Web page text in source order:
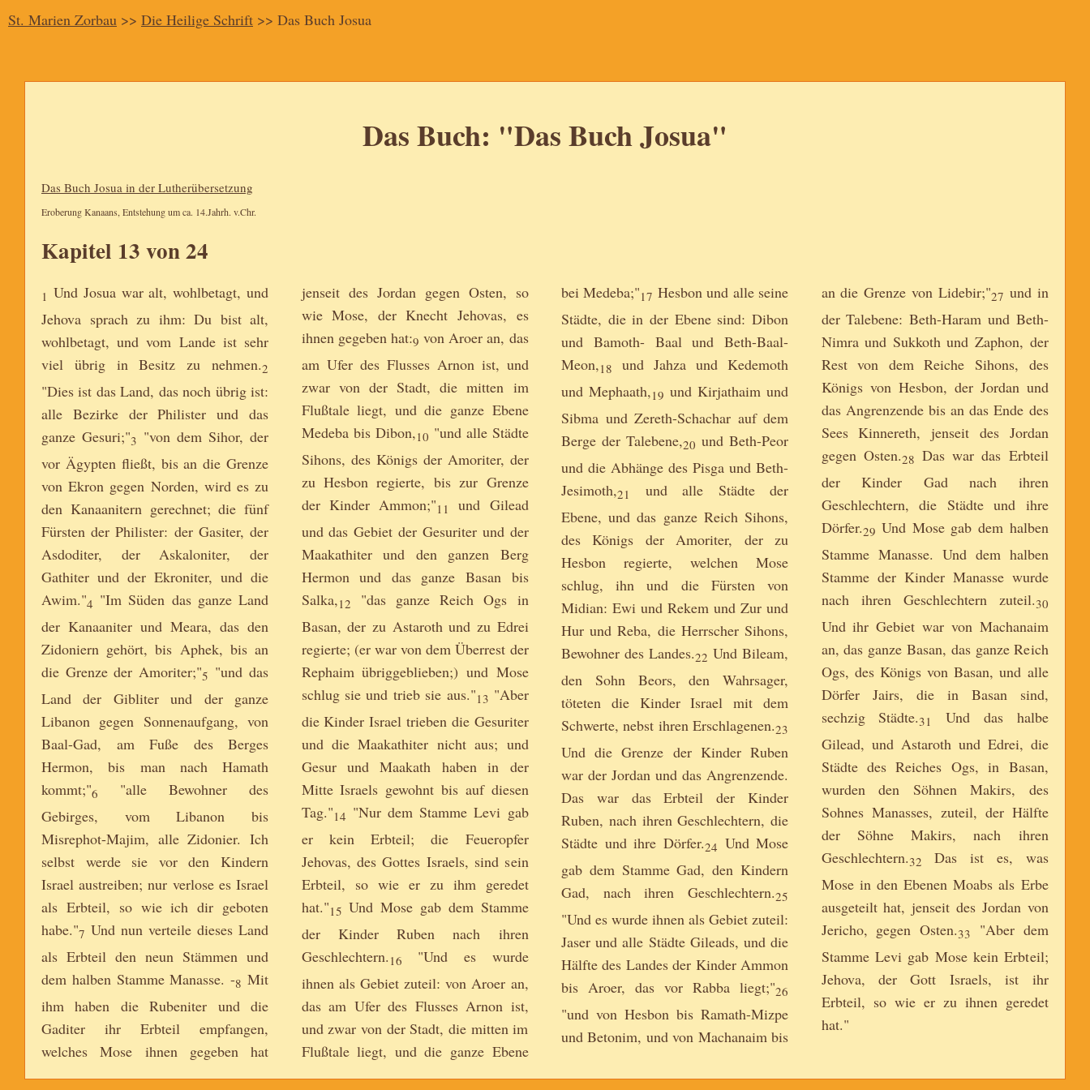
Das Buch: "Das Buch Josua"
Das Buch Josua in der Lutherübersetzung
Eroberung Kanaans, Entstehung um ca. 14.Jahrh. v.Chr.
Kapitel 13 von 24
1 Und Josua war alt, wohlbetagt, und
Jehova sprach zu ihm: Du bist alt,
wohlbetagt, und vom Lande ist sehr
viel übrig in Besitz zu nehmen.2
"Dies ist das Land, das noch übrig ist:
alle Bezirke der Philister und das
ganze Gesuri;"3 "von dem Sihor, der
vor Ägypten fließt, bis an die Grenze
von Ekron gegen Norden, wird es zu
den Kanaanitern gerechnet; die fünf
Fürsten der Philister: der Gasiter, der
Asdoditer, der Askaloniter, der
Gathiter und der Ekroniter, und die
Awim."4 "Im Süden das ganze Land
der Kanaaniter und Meara, das den
Zidoniern gehört, bis Aphek, bis an
die Grenze der Amoriter;"5 "und das
Land der Gibliter und der ganze
Libanon gegen Sonnenaufgang, von
Baal-Gad, am Fuße des Berges
Hermon, bis man nach Hamath
kommt;"6
"alle Bewohner des
Gebirges, vom Libanon bis
Misrephot-Majim, alle Zidonier. Ich
selbst werde sie vor den Kindern
Israel austreiben; nur verlose es Israel
als Erbteil, so wie ich dir geboten
habe."7 Und nun verteile dieses Land
als Erbteil den neun Stämmen und
dem halben Stamme Manasse. -8 Mit
ihm haben die Rubeniter und die
Gaditer ihr Erbteil empfangen,
welches Mose ihnen gegeben hat
jenseit des Jordan gegen Osten, so
wie Mose, der Knecht Jehovas, es
ihnen gegeben hat:9 von Aroer an, das
am Ufer des Flusses Arnon ist, und
zwar von der Stadt, die mitten im
Flußtale liegt, und die ganze Ebene
Medeba bis Dibon, 10 "und alle Städte
Sihons, des Königs der Amoriter, der
zu Hesbon regierte, bis zur Grenze
der Kinder Ammon;"11
und Gilead
und das Gebiet der Gesuriter und der
Maakathiter und den ganzen Berg
Hermon und das ganze Basan bis
Salka, 12
"das ganze Reich Ogs in
Basan, der zu Astaroth und zu Edrei
regierte; (er war von dem Überrest der
Rephaim übriggeblieben;) und Mose
schlug sie und trieb sie aus."13 "Aber
die Kinder Israel trieben die Gesuriter
und die Maakathiter nicht aus; und
Gesur und Maakath haben in der
Mitte Israels gewohnt bis auf diesen
Tag."14 "Nur dem Stamme Levi gab
er kein Erbteil; die Feueropfer
Jehovas, des Gottes Israels, sind sein
Erbteil, so wie er zu ihm geredet
hat."15 Und Mose gab dem Stamme
der Kinder Ruben nach ihren
Geschlechtern. 16
"Und es wurde
ihnen als Gebiet zuteil: von Aroer an,
das am Ufer des Flusses Arnon ist,
und zwar von der Stadt, die mitten im
Flußtale liegt, und die ganze Ebene
bei Medeba;"17 Hesbon und alle seine
Städte, die in der Ebene sind: Dibon
und Bamoth- Baal und Beth-Baal-
Meon, 18
und Jahza und Kedemoth
und Mephaath, 19 und Kirjathaim und
Sibma und Zereth-Schachar auf dem
Berge der Talebene,20 und Beth-Peor
und die Abhänge des Pisga und Beth-
Jesimoth,21
und alle Städte der
Ebene, und das ganze Reich Sihons,
des Königs der Amoriter, der zu
Hesbon regierte, welchen Mose
schlug, ihn und die Fürsten von
Midian: Ewi und Rekem und Zur und
Hur und Reba, die Herrscher Sihons,
Bewohner des Landes.22 Und Bileam,
den Sohn Beors, den Wahrsager,
töteten die Kinder Israel mit dem
Schwerte, nebst ihren Erschlagenen.23
Und die Grenze der Kinder Ruben
war der Jordan und das Angrenzende.
Das war das Erbteil der Kinder
Ruben, nach ihren Geschlechtern, die
Städte und ihre Dörfer.24 Und Mose
gab dem Stamme Gad, den Kindern
Gad, nach ihren Geschlechtern.25
"Und es wurde ihnen als Gebiet zuteil:
Jaser und alle Städte Gileads, und die
Hälfte des Landes der Kinder Ammon
bis Aroer, das vor Rabba liegt;"26
"und von Hesbon bis Ramath-Mizpe
und Betonim, und von Machanaim bis
an die Grenze von Lidebir;"27 und in
der Talebene: Beth-Haram und Beth-
Nimra und Sukkoth und Zaphon, der
Rest von dem Reiche Sihons, des
Königs von Hesbon, der Jordan und
das Angrenzende bis an das Ende des
Sees Kinnereth, jenseit des Jordan
gegen Osten.28 Das war das Erbteil
der Kinder Gad nach ihren
Geschlechtern, die Städte und ihre
Dörfer.29 Und Mose gab dem halben
Stamme Manasse. Und dem halben
Stamme der Kinder Manasse wurde
nach ihren Geschlechtern zuteil.30
Und ihr Gebiet war von Machanaim
an, das ganze Basan, das ganze Reich
Ogs, des Königs von Basan, und alle
Dörfer Jairs, die in Basan sind,
sechzig Städte.31
Und das halbe
Gilead, und Astaroth und Edrei, die
Städte des Reiches Ogs, in Basan,
wurden den Söhnen Makirs, des
Sohnes Manasses, zuteil, der Hälfte
der Söhne Makirs, nach ihren
Geschlechtern.32
Das ist es, was
Mose in den Ebenen Moabs als Erbe
ausgeteilt hat, jenseit des Jordan von
Jericho, gegen Osten.33
"Aber dem
Stamme Levi gab Mose kein Erbteil;
Jehova, der Gott Israels, ist ihr
Erbteil, so wie er zu ihnen geredet
hat."
St. Marien Zorbau >> Die Heilige Schrift >> Das Buch Josua